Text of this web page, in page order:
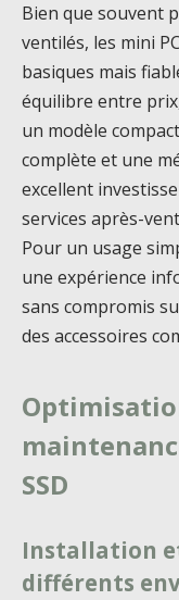
Bien que souvent
ventilés, les mini
basiques mais
équilibre entre
un modèle
complète et une
excellent
services après-
Pour un usage
une expérience
sans compromis
des accessoires
SSD
Installation
différents